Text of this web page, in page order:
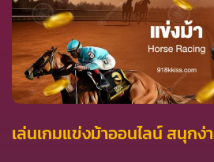
เล่นเกมแข่งม้าออนไลน์สนุกง่